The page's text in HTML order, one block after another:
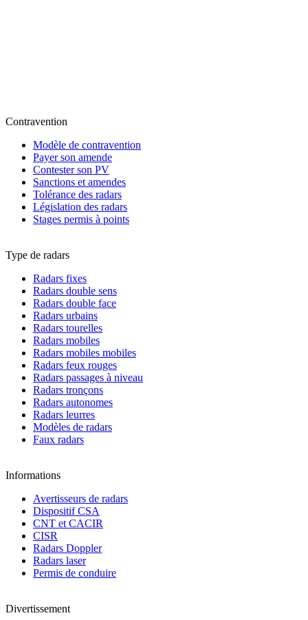
Contravention
Modèle de contravention
Payer son amende
Contester son PV
Sanctions et amendes
Tolérance des radars
Législation des radars
Stages permis à points
Type de radars
Radars fixes
Radars double sens
Radars double face
Radars urbains
Radars tourelles
Radars mobiles
Radars mobiles mobiles
Radars feux rouges
Radars passages à niveau
Radars tronçons
Radars autonomes
Radars leurres
Modèles de radars
Faux radars
Informations
Avertisseurs de radars
Dispositif CSA
CNT et CACIR
CISR
Radars Doppler
Radars laser
Permis de conduire
Divertissement